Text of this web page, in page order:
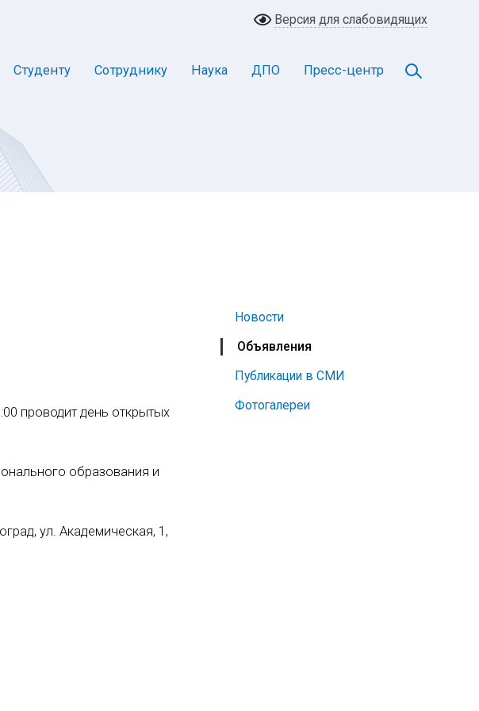
Версия для слабовидящих
Студенту Сотруднику Наука ДПО Пресс-центр
Новости
Объявления
Публикации в СМИ
Фотогалереи
проводит день открытых
образования и
ул. Академическая, 1,